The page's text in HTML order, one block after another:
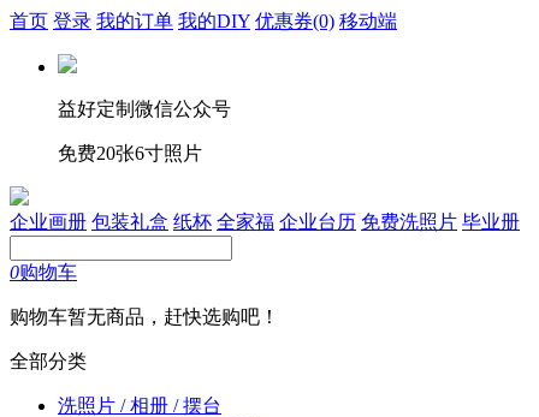
首页 登录 我的订单 我的DIY 优惠券(0) 移动端
益好定制微信公众号
免费20张6寸照片
企业画册 包装礼盒 纸杯 全家福 企业台历 免费洗照片 毕业册
0购物车
购物车暂无商品，赶快选购吧！
全部分类
洗照片 / 相册 / 摆台